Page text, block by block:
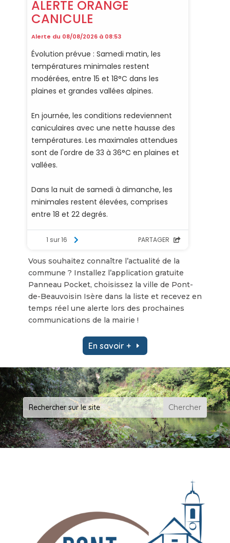
Vous souhaitez connaître l’actualité de la
commune ? Installez l’application gratuite
Panneau Pocket, choisissez la ville de Pont-
de-Beauvoisin Isère dans la liste et recevez en
temps réel une alerte lors des prochaines
communications de la mairie !
En savoir +